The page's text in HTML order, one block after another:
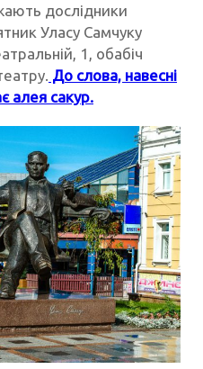
дослідники
Уласу Самчуку
1, обабіч
До слова, навесні
алея сакур.